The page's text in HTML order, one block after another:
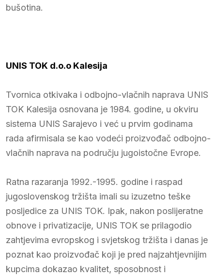
bušotina.
UNIS TOK d.o.o Kalesija
Tvornica otkivaka i odbojno-vlačnih naprava UNIS
TOK Kalesija osnovana je 1984. godine, u okviru
sistema UNIS Sarajevo i već u prvim godinama
rada afirmisala se kao vodeći proizvođač odbojno-
vlačnih naprava na području jugoistočne Evrope.
Ratna razaranja 1992.-1995. godine i raspad
jugoslovenskog tržišta imali su izuzetno teške
posljedice za UNIS TOK. Ipak, nakon poslijeratne
obnove i privatizacije, UNIS TOK se prilagodio
zahtjevima evropskog i svjetskog tržišta i danas je
poznat kao proizvođač koji je pred najzahtjevnijim
kupcima dokazao kvalitet, sposobnost i